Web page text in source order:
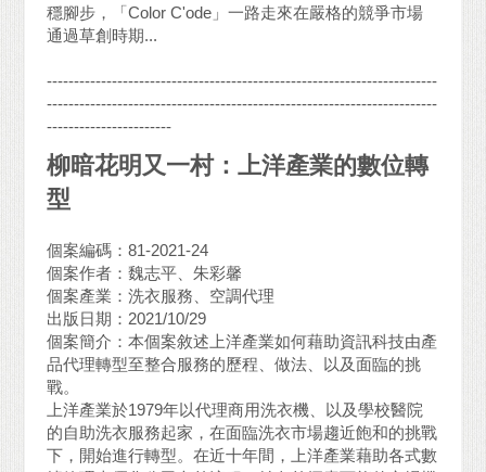
穩腳步，「Color C'ode」一路走來在嚴格的競爭市場
通過草創時期...
------------------------------------------------------------------------
------------------------------------------------------------------------
-----------------------
柳暗花明又一村：上洋產業的數位轉
型
個案編碼：81-2021-24
個案作者：魏志平、朱彩馨
個案產業：洗衣服務、空調代理
出版日期：2021/10/29
個案簡介：本個案敘述上洋產業如何藉助資訊科技由產
品代理轉型至整合服務的歷程、做法、以及面臨的挑
戰。
上洋產業於1979年以代理商用洗衣機、以及學校醫院
的自助洗衣服務起家，在面臨洗衣市場趨近飽和的挑戰
下，開始進行轉型。在近十年間，上洋產業藉助各式數